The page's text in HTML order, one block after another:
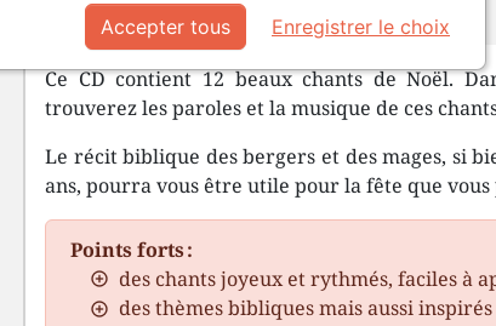
La joie de chanter
Ce CD contient 12 beaux chants de Noël.
trouverez les paroles et la musique de ces
Le récit biblique des bergers et des mages, si
ans, pourra vous être utile pour la fête que
Points forts :
des chants joyeux et rythmés, faciles à
des thèmes bibliques mais aussi
Accepter tous Enregistrer le choix